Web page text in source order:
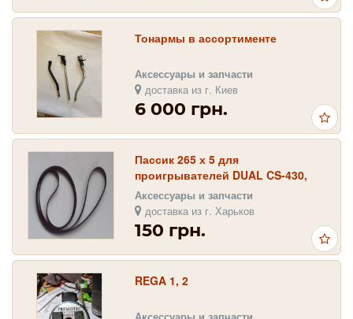
Тонармы в ассортименте
Аксессуары и запчасти
доставка из г. Киев
6 000 грн.
Пассик 265 х 5 для
проигрывателей DUAL CS-430,
CS-431, CS-435, CS 435-1, CS-450,
CS-455, CS-455-1
Аксессуары и запчасти
доставка из г. Харьков
150 грн.
REGA 1, 2